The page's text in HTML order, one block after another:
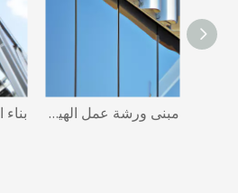
مبنى ورشة عمل الهياكل الفولاذية الكبيرة مسبقة الهندسة